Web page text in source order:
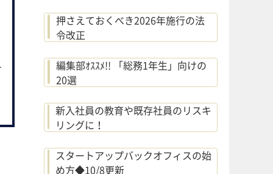
押さえておくべき2026年施行の法
令改正
編集部ｵｽｽﾒ!! 「総務1年生」向けの
20選
新入社員の教育や既存社員のリスキ
リングに！
スタートアップバックオフィスの始
め方◆10/8更新